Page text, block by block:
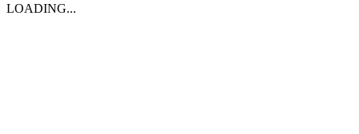
LOADING...